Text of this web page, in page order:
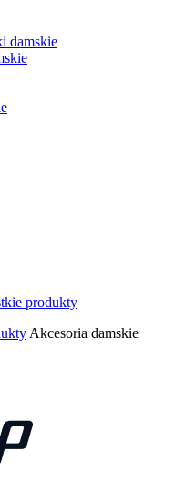
damskie
Akcesoria damskie